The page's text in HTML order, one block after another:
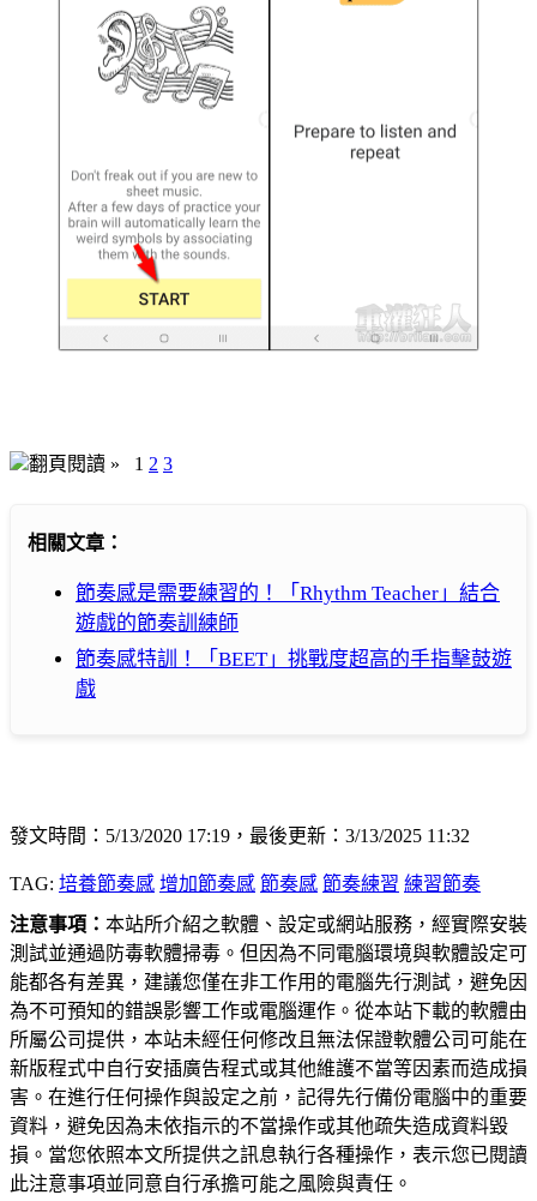
翻頁閱讀 » 1 2 3
相關文章：
節奏感是需要練習的！「Rhythm Teacher」結合
遊戲的節奏訓練師
節奏感特訓！「BEET」挑戰度超高的手指擊鼓遊
戲
發文時間：5/13/2020 17:19，最後更新：3/13/2025 11:32
TAG: 培養節奏感 增加節奏感 節奏感 節奏練習 練習節奏
注意事項： 本站所介紹之軟體、設定或網站服務，經實際安裝
測試並通過防毒軟體掃毒。但因為不同電腦環境與軟體設定可
能都各有差異，建議您僅在非工作用的電腦先行測試，避免因
為不可預知的錯誤影響工作或電腦運作。從本站下載的軟體由
所屬公司提供，本站未經任何修改且無法保證軟體公司可能在
新版程式中自行安插廣告程式或其他維護不當等因素而造成損
害。在進行任何操作與設定之前，記得先行備份電腦中的重要
資料，避免因為未依指示的不當操作或其他疏失造成資料毀
損。當您依照本文所提供之訊息執行各種操作，表示您已閱讀
此注意事項並同意自行承擔可能之風險與責任。